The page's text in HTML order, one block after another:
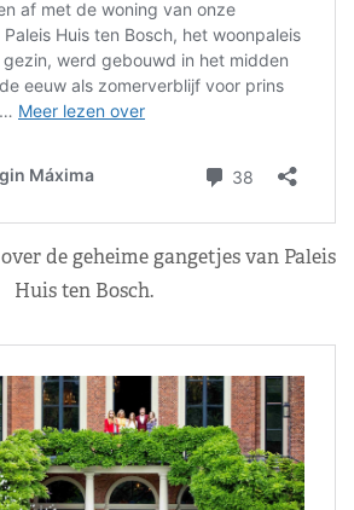
over de geheime gangetjes van Paleis
Huis ten Bosch.